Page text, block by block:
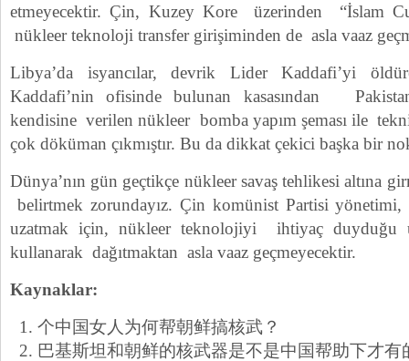
etmeyecektir. Çin, Kuzey Kore üzerinden “İslam
nükleer teknoloji transfer girişiminden de asla vaaz
Libya’da isyancılar, devrik Lider Kaddafi’yi
Kaddafi’nin ofisinde bulunan kasasından
kendisine verilen nükleer bomba yapım şeması ile
çok döküman çıkmıştır. Bu da dikkat çekici başka bir
Dünya’nın gün geçtikçe nükleer savaş tehlikesi altına
belirtmek zorundayız. Çin komünist Partisi
uzatmak için, nükleer teknolojiyi ihtiyaç duyduğu
kullanarak dağıtmaktan asla vaaz geçmeyecektir.
Kaynaklar:
个中国女人为何帮朝鲜搞核武？
巴基斯坦和朝鲜的核武器是不是中国帮助下才有